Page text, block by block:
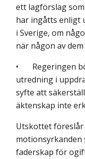
ett lagförslag
har ingåtts enligt
i Sverige, om
när någon av
• Regeringen
utredning i
syfte att
äktenskap inte
Utskottet
motionsyrkanden
faderskap för